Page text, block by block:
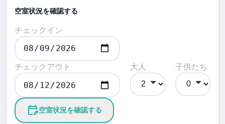
空室状況を確認する
チェックイン
チェックアウト 大人 子供たち
空室状況を確認する